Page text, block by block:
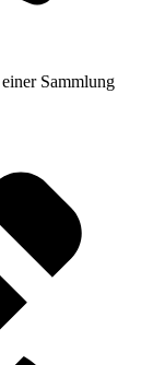
Sammlung